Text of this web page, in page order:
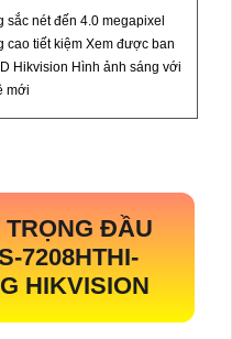
sắc nét đến 4.0 megapixel
cao tiết kiệm Xem được ban
Hikvision Hình ảnh sáng với
mới
TRỌNG ĐẦU
7208HTHI-
HIKVISION